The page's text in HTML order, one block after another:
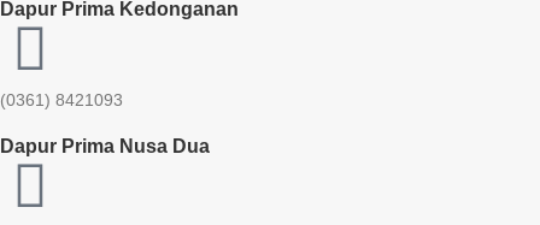
Dapur Prima Kedonganan
(0361) 8421093
Dapur Prima Nusa Dua